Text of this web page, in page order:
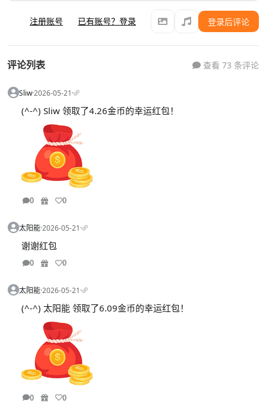
注册账号 已有账号？登录 登录后评论
评论列表 查看 73 条评论
Sliw·2026-05-21·
(^-^) Sliw 领取了4.26金币的幸运红包！
0 0
太阳能·2026-05-21·
谢谢红包
0 0
太阳能·2026-05-21·
(^-^) 太阳能 领取了6.09金币的幸运红包！
0 0